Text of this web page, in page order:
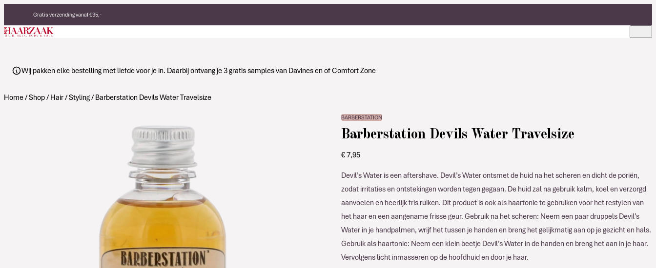
Gratis verzending vanaf €35,-
Eerlijke, duurzame producten
Made in Italy
Wij pakken elke bestelling met liefde voor je in. Daarbij ontvang je 3 gratis samples van Davines en of Comfort Zone
Home/Shop/ Hair/Styling/ Barberstation Devils Water Travelsize
BARBERSTATION
Barberstation Devils Water Travelsize
€7,95
Devil’s Water is een aftershave. Devil’s Water ontsmet de huid na het scheren en dicht de poriën,
zodat irritaties en ontstekingen worden tegen gegaan. De huid zal na gebruik kalm, koel en verzorgd
aanvoelen en heerlijk fris ruiken. Dit product is ook als haartonic te gebruiken voor het restylen van
het haar en een aangename frisse geur. Gebruik na het scheren: Neem een paar druppels Devil’s
Water in je handpalmen, wrijf het tussen je handen en breng het gelijkmatig aan op je gezicht en hals.
Gebruik als haartonic: Neem een klein beetje Devil’s Water in de handen en breng het aan in je haar.
Vervolgens licht inmasseren op de hoofdhuid en door je haar.